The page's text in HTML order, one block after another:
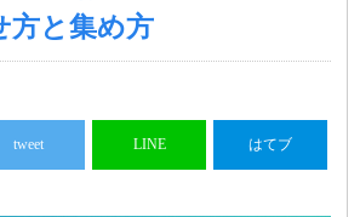
方と集め方
tweet LINE はてブ